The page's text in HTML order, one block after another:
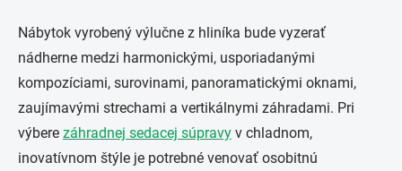
Nábytok vyrobený výlučne z hliníka bude vyzerať
nádherne medzi harmonickými, usporiadanými
kompozíciami, surovinami, panoramatickými oknami,
zaujímavými strechami a vertikálnymi záhradami. Pri
výbere záhradnej sedacej súpravy v chladnom,
inovatívnom štýle je potrebné venovať osobitnú